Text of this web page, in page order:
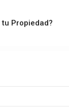
tu Propiedad?